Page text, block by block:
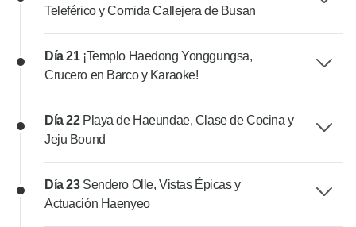
Teleférico y Comida Callejera de Busan
Día 21 ¡Templo Haedong Yonggungsa,
Crucero en Barco y Karaoke!
Día 22 Playa de Haeundae, Clase de Cocina y
Jeju Bound
Día 23 Sendero Olle, Vistas Épicas y
Actuación Haenyeo